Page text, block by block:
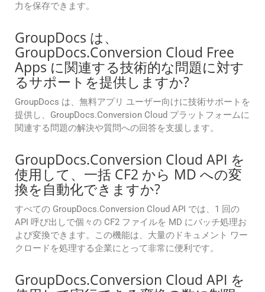
力を保存できます。
GroupDocs は、
GroupDocs.Conversion Cloud Free
Apps に関連する技術的な問題に対す
るサポートを提供しますか?
GroupDocs は、無料アプリ ユーザー向けに技術サポートを
提供し、GroupDocs.Conversion Cloud プラットフォームに
関連する問題の解決や質問への回答を支援します。
GroupDocs.Conversion Cloud API を
使用して、一括 CF2 から MD への変
換を自動化できますか?
すべての GroupDocs.Conversion Cloud API では、1 回の
API 呼び出しで個々の CF2 ファイルを MD にバッチ処理お
よび変換できます。この機能は、大量のドキュメント ワー
クロードを処理する企業にとって非常に便利です。
GroupDocs.Conversion Cloud API を